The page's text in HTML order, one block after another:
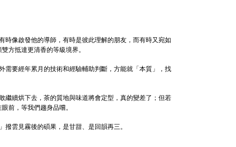
時像啟發他的導師，有時是彼此理解的朋友，而有時又宛如
方抵達更清香的等級境界。
要經年累月的技術和經驗輔助判斷，方能就「本質」，找
續烘下去，茶的質地與味道將會定型，真的變差了；但若
前，等我們趨身品嚐。
雲見霧後的碩果，是甘甜、是回韻再三。